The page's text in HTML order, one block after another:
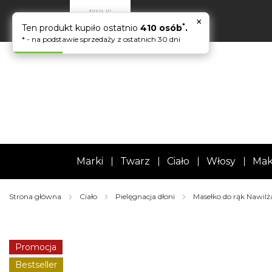
Marki Twarz Ciało Włosy
Strona główna Ciało Pielęgnacja dłoni Masełko do rąk
the
end
of
Promocja
Bestseller
×
Ten produkt kupiło ostatnio 410 osób*.
* - na podstawie sprzedaży z ostatnich 30 dni